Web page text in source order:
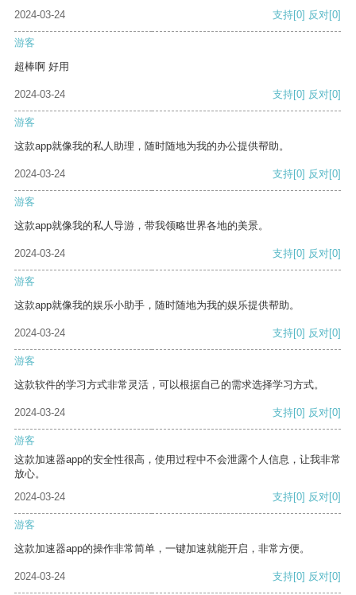
2024-03-24 支持[0] 反对[0]
游客
超棒啊 好用
2024-03-24 支持[0] 反对[0]
游客
这款app就像我的私人助理，随时随地为我的办公提供帮助。
2024-03-24 支持[0] 反对[0]
游客
这款app就像我的私人导游，带我领略世界各地的美景。
2024-03-24 支持[0] 反对[0]
游客
这款app就像我的娱乐小助手，随时随地为我的娱乐提供帮助。
2024-03-24 支持[0] 反对[0]
游客
这款软件的学习方式非常灵活，可以根据自己的需求选择学习方式。
2024-03-24 支持[0] 反对[0]
游客
这款加速器app的安全性很高，使用过程中不会泄露个人信息，让我非常
放心。
2024-03-24
支持[0] 反对[0]
游客
这款加速器app的操作非常简单，一键加速就能开启，非常方便。
2024-03-24 支持[0] 反对[0]